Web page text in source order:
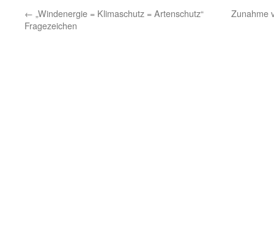
← „Windenergie = Klimaschutz = Artenschutz“
Fragezeichen
Zunahme